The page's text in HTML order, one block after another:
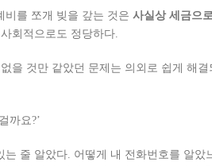
비를 쪼개 빚을 갚는 것은 사실상 세금으
회적으로도 정당하다.
을 것만 같았던 문제는 의외로 쉽게 해결
까요?’
줄 알았다. 어떻게 내 전화번호를 알았